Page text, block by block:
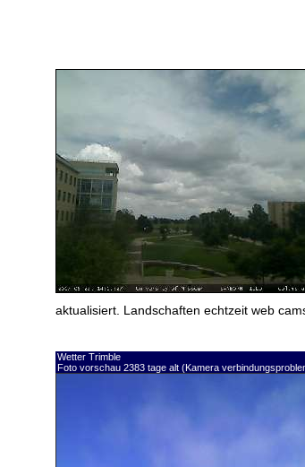
aktualisiert. Landschaften echtzeit web
Wetter Trimble
Foto vorschau 2383 tage alt (Kamera